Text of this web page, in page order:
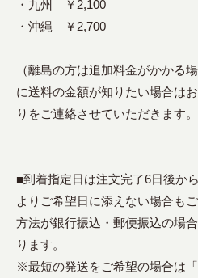
・九州 ￥2,100
・沖縄 ￥2,700
（離島の方は追加料金がかかる
に送料の金額が知りたい場合は
りをご連絡させていただきます。
■到着指定日は注文完了6日後か
よりご希望日に添えない場合も
方法が銀行振込・郵便振込の場
ります。
※最短の発送をご希望の場合は